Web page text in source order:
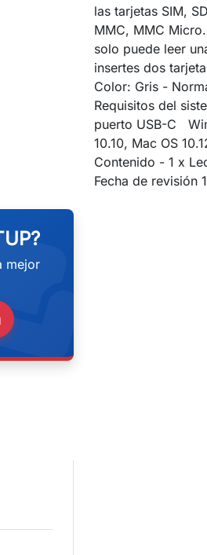
las tarjetas SIM,
MMC, MMC
solo puede leer
insertes dos
Color: Gris -
Requisitos del
puerto USB-C
10.10, Mac OS
Contenido - 1 x
Fecha de revisión
mejor